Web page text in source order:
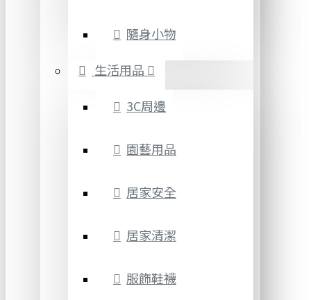
隨身小物
生活用品
3C周邊
園藝用品
居家安全
居家清潔
服飾鞋襪